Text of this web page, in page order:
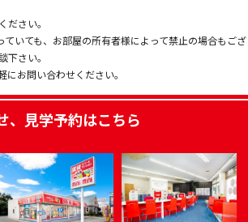
さい。
いても、お部屋の所有者様によって禁止の場合もござ
さい。
お問い合わせください。
、見学予約はこちら